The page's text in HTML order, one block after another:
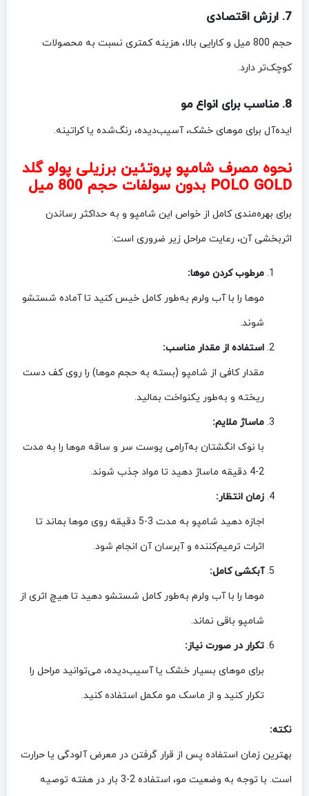
7. ارزش اقتصادی
حجم 800 میل و کارایی بالا، هزینه کمتری نسبت به محصولات
کوچک‌تر دارد.
8. مناسب برای انواع مو
ایده‌آل برای موهای خشک، آسیب‌دیده، رنگ‌شده یا کراتینه.
نحوه مصرف شامپو پروتئین برزیلی پولو گلد
POLO GOLD بدون سولفات حجم 800 میل
برای بهره‌مندی کامل از خواص این شامپو و به حداکثر رساندن
اثربخشی آن، رعایت مراحل زیر ضروری است:
مرطوب کردن موها:
موها را با آب ولرم به‌طور کامل خیس کنید تا آماده شستشو
شوند.
استفاده از مقدار مناسب:
مقدار کافی از شامپو (بسته به حجم موها) را روی کف دست
ریخته و به‌طور یکنواخت بمالید.
ماساژ ملایم:
با نوک انگشتان به‌آرامی پوست سر و ساقه موها را به مدت
2-4 دقیقه ماساژ دهید تا مواد جذب شوند.
زمان انتظار:
اجازه دهید شامپو به مدت 3-5 دقیقه روی موها بماند تا
اثرات ترمیم‌کننده و آبرسان آن انجام شود.
آبکشی کامل:
موها را با آب ولرم به‌طور کامل شستشو دهید تا هیچ اثری از
شامپو باقی نماند.
تکرار در صورت نیاز:
برای موهای بسیار خشک یا آسیب‌دیده، می‌توانید مراحل را
تکرار کنید و از ماسک مو مکمل استفاده کنید.
نکته:
بهترین زمان استفاده پس از قرار گرفتن در معرض آلودگی یا حرارت
است. با توجه به وضعیت مو، استفاده 2-3 بار در هفته توصیه